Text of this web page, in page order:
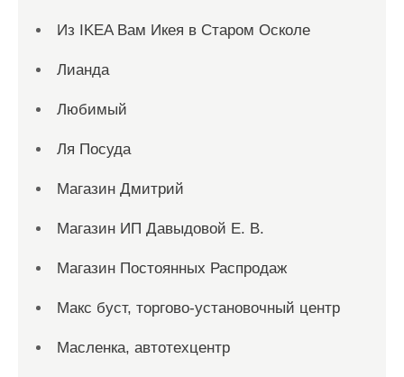
Из IKEA Вам Икея в Старом Осколе
Лианда
Любимый
Ля Посуда
Магазин Дмитрий
Магазин ИП Давыдовой Е. В.
Магазин Постоянных Распродаж
Макс буст, торгово-установочный центр
Масленка, автотехцентр